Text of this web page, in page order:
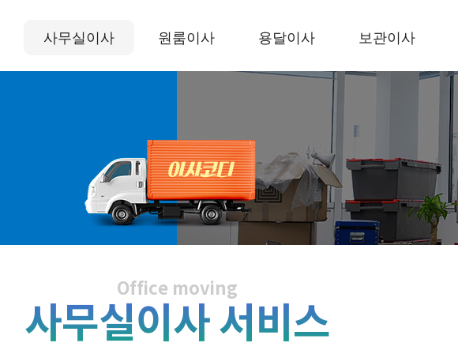
사무실이사 원룸이사 용달이사 보관이사
Office moving
사무실이사 서비스